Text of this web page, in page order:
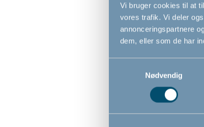
Vi bruger cookies til at
vores trafik. Vi deler
annonceringspartnere
dem, eller som de har
Nødvendig